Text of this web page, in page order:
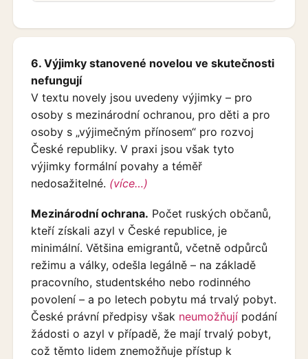
6. Výjimky stanovené novelou ve skutečnosti
nefungují
V textu novely jsou uvedeny výjimky – pro
osoby s mezinárodní ochranou, pro děti a pro
osoby s „výjimečným přínosem“ pro rozvoj
České republiky. V praxi jsou však tyto
výjimky formální povahy a téměř
nedosažitelné. (více…)
Mezinárodní ochrana. Počet ruských občanů,
kteří získali azyl v České republice, je
minimální. Většina emigrantů, včetně odpůrců
režimu a války, odešla legálně – na základě
pracovního, studentského nebo rodinného
povolení – a po letech pobytu má trvalý pobyt.
České právní předpisy však neumožňujípodání
žádosti o azyl v případě, že mají trvalý pobyt,
což těmto lidem znemožňuje přístup k